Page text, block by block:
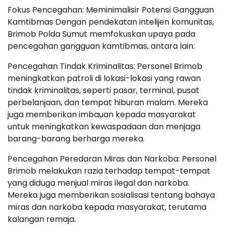
Fokus Pencegahan: Meminimalisir Potensi Gangguan
Kamtibmas Dengan pendekatan intelijen komunitas,
Brimob Polda Sumut memfokuskan upaya pada
pencegahan gangguan kamtibmas, antara lain:
Pencegahan Tindak Kriminalitas: Personel Brimob
meningkatkan patroli di lokasi-lokasi yang rawan
tindak kriminalitas, seperti pasar, terminal, pusat
perbelanjaan, dan tempat hiburan malam. Mereka
juga memberikan imbauan kepada masyarakat
untuk meningkatkan kewaspadaan dan menjaga
barang-barang berharga mereka.
Pencegahan Peredaran Miras dan Narkoba: Personel
Brimob melakukan razia terhadap tempat-tempat
yang diduga menjual miras ilegal dan narkoba.
Mereka juga memberikan sosialisasi tentang bahaya
miras dan narkoba kepada masyarakat, terutama
kalangan remaja.